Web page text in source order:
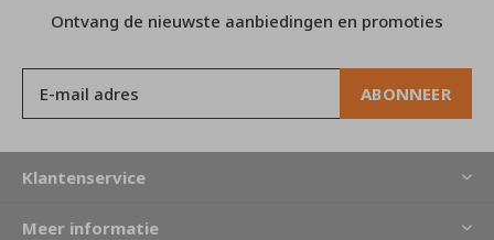
Ontvang de nieuwste aanbiedingen en promoties
ABONNEER
Klantenservice
Meer informatie